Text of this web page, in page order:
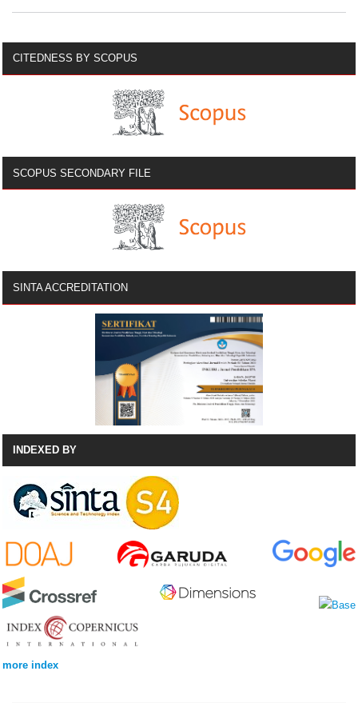
CITEDNESS BY SCOPUS
SCOPUS SECONDARY FILE
SINTA ACCREDITATION
INDEXED BY
more index